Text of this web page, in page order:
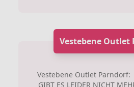
Vestebene Outlet
Vestebene Outlet Parndorf:
GIBT ES LEIDER NICHT